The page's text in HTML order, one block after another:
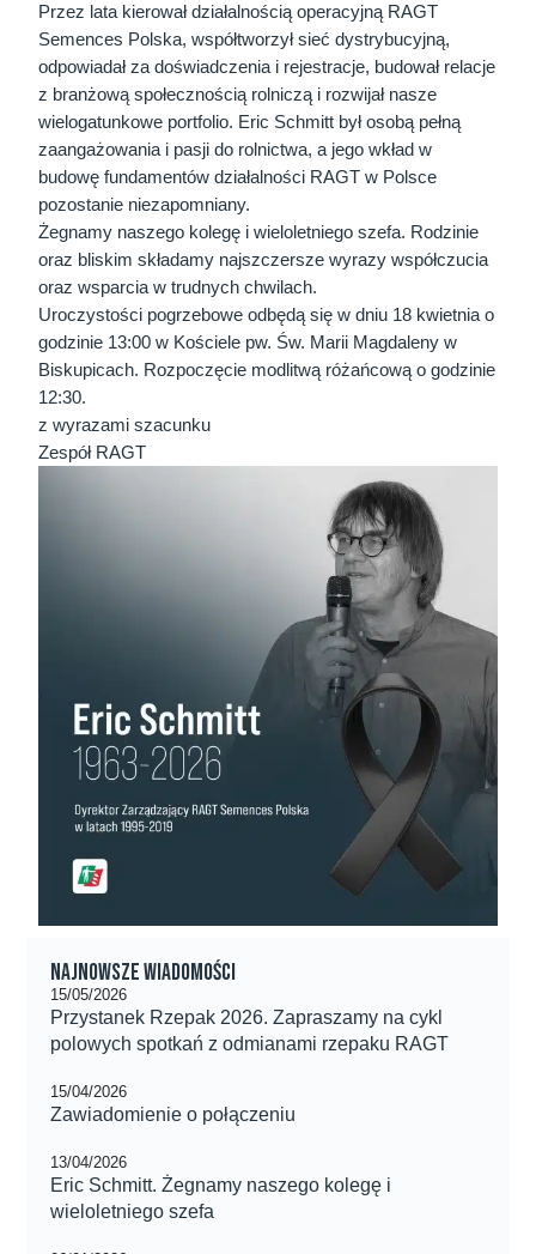
Przez lata kierował działalnością operacyjną RAGT
Semences Polska, współtworzył sieć dystrybucyjną,
odpowiadał za doświadczenia i rejestracje, budował relacje
z branżową społecznością rolniczą i rozwijał nasze
wielogatunkowe portfolio. Eric Schmitt był osobą pełną
zaangażowania i pasji do rolnictwa, a jego wkład w
budowę fundamentów działalności RAGT w Polsce
pozostanie niezapomniany.
Żegnamy naszego kolegę i wieloletniego szefa. Rodzinie
oraz bliskim składamy najszczersze wyrazy współczucia
oraz wsparcia w trudnych chwilach.
Uroczystości pogrzebowe odbędą się w dniu 18 kwietnia o
godzinie 13:00 w Kościele pw. Św. Marii Magdaleny w
Biskupicach. Rozpoczęcie modlitwą różańcową o godzinie
12:30.
z wyrazami szacunku
Zespół RAGT
Najnowsze wiadomości
15/05/2026
Przystanek Rzepak 2026. Zapraszamy na cykl
polowych spotkań z odmianami rzepaku RAGT
15/04/2026
Zawiadomienie o połączeniu
13/04/2026
Eric Schmitt. Żegnamy naszego kolegę i
wieloletniego szefa